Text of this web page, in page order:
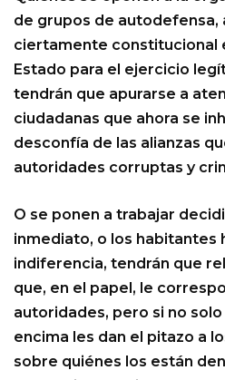
de grupos de autodefensa,
ciertamente constitucional
Estado para el ejercicio
tendrán que apurarse a
ciudadanas que ahora se
desconfía de las alianzas
autoridades corruptas y
O se ponen a trabajar
inmediato, o los habitantes
indiferencia, tendrán que
que, en el papel, le
autoridades, pero si no
encima les dan el pitazo a
sobre quiénes los están